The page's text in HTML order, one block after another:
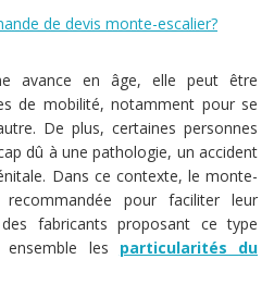
de devis monte-escalier?
avance en âge, elle peut être
de mobilité, notamment pour se
De plus, certaines personnes
dû à une pathologie, un accident
Dans ce contexte, le monte-
pour faciliter leur
fabricants proposant ce type
ensemble les particularités du